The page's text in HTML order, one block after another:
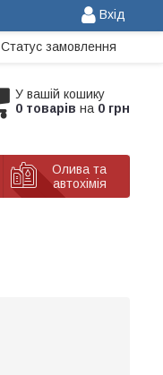
Вхід
Статус замовлення
У вашій кошику
0 товарів на 0 грн
Олива та
автохімія